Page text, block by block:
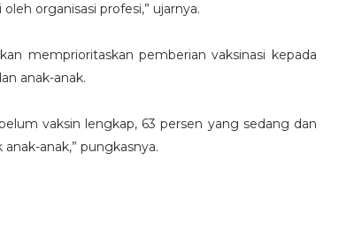
organisasi profesi,” ujarnya.
memprioritaskan pemberian vaksinasi kepada
anak-anak.
vaksin lengkap, 63 persen yang sedang dan
anak,” pungkasnya.